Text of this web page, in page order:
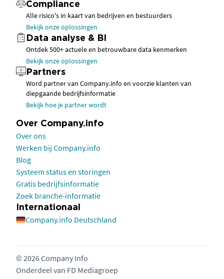
Compliance
Alle risico's in kaart van bedrijven en bestuurders
Bekijk onze oplossingen
Data analyse & BI
Ontdek 500+ actuele en betrouwbare data kenmerken
Bekijk onze oplossingen
Partners
Word partner van Company.info en voorzie klanten van
diepgaande bedrijfsinformatie
Bekijk hoe je partner wordt
Over Company.info
Over ons
Werken bij Company.info
Blog
Systeem status en storingen
Gratis bedrijfsinformatie
Zoek branche-informatie
Internationaal
Company.info Deutschland
© 2026 Company Info
Onderdeel van FD Mediagroep